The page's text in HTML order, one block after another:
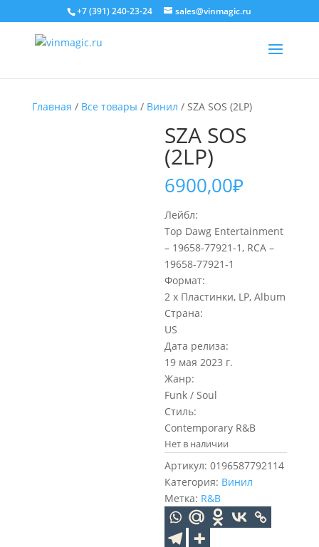
+7 (391) 240-23-24 sales@vinmagic.ru
Главная / Все товары / Винил / SZA SOS (2LP)
SZA SOS
(2LP)
6900,00₽
Лейбл:
Top Dawg Entertainment
– 19658-77921-1, RCA –
19658-77921-1
Формат:
2 x Пластинки, LP, Album
Страна:
US
Дата релиза:
19 мая 2023 г.
Жанр:
Funk / Soul
Стиль:
Contemporary R&B
Нет в наличии
Артикул:0196587792114
Категория: Винил
Метка: R&B